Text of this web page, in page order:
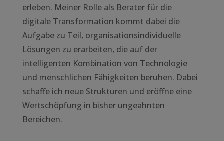
erleben. Meiner Rolle als Berater für die
digitale Transformation kommt dabei die
Aufgabe zu Teil, organisationsindividuelle
Lösungen zu erarbeiten, die auf der
intelligenten Kombination von Technologie
und menschlichen Fähigkeiten beruhen. Dabei
schaffe ich neue Strukturen und eröffne eine
Wertschöpfung in bisher ungeahnten
Bereichen.